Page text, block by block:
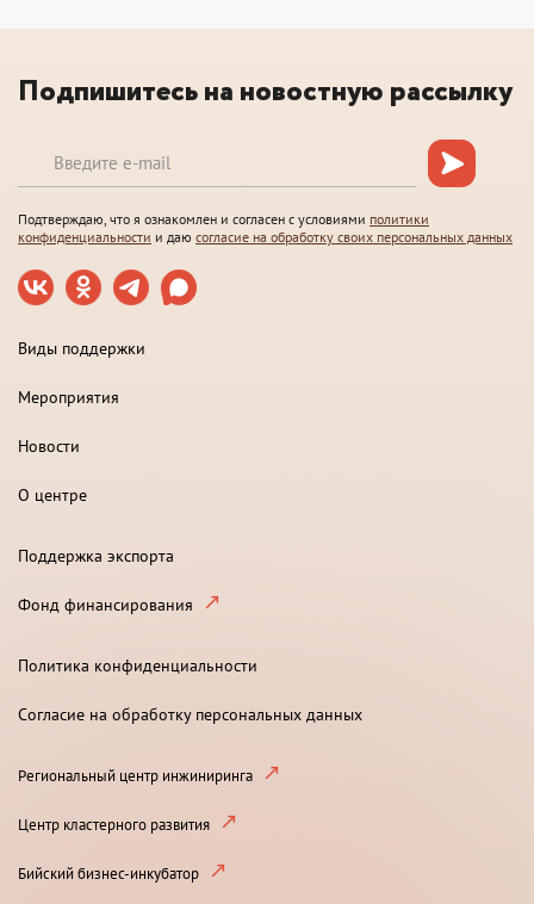
Подпишитесь на новостную рассылку
Подтверждаю, что я ознакомлен и согласен с условиями политики
конфиденциальности и даю согласие на обработку своих персональных данных
Виды поддержки
Мероприятия
Новости
О центре
Поддержка экспорта
Фонд финансирования
Политика конфиденциальности
Согласие на обработку персональных данных
Региональный центр инжиниринга
Центр кластерного развития
Бийский бизнес-инкубатор